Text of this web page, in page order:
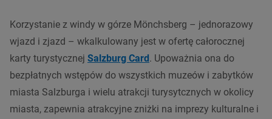
Korzystanie z windy w górze Mönchsberg – jednorazowy
wjazd i zjazd – wkalkulowany jest w ofertę całorocznej
karty turystycznej Salzburg Card. Upoważnia ona do
bezpłatnych wstępów do wszystkich muzeów i zabytków
miasta Salzburga i wielu atrakcji turysytcznych w okolicy
miasta, zapewnia atrakcyjne zniżki na imprezy kulturalne i